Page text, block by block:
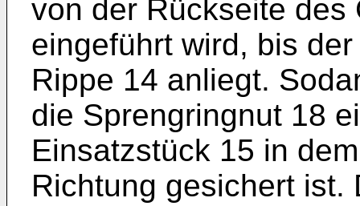
von der Rückseite des
eingeführt wird, bis
Rippe 14 anliegt.
die Sprengringnut 18
Einsatzstück 15 in
Richtung gesichert ist.